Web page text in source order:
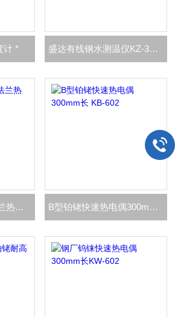
计 * 盛达有线钢水测温仪KZ-300BG金属溶液壁挂式
装配式PT100固定法兰热电阻WZP-430 B型铂铑快速热电偶300mm长 KB-602